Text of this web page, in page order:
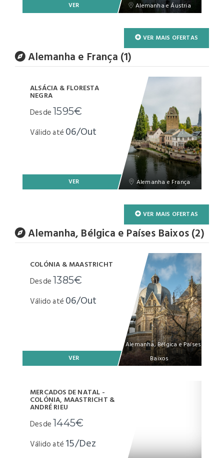
Alemanha e Áustria
VER
VER MAIS OFERTAS
Alemanha e França (1)
Alemanha e França
ALSÁCIA & FLORESTA
NEGRA
Desde1595€
Válido até 06/Out
VER
VER MAIS OFERTAS
Alemanha, Bélgica e Países Baixos (2)
Alemanha, Bélgica e Países
Baixos
COLÓNIA & MAASTRICHT
Desde1385€
Válido até 06/Out
VER
MERCADOS DE NATAL -
COLÓNIA, MAASTRICHT &
ANDRÉ RIEU
Desde1445€
Válido até 15/Dez